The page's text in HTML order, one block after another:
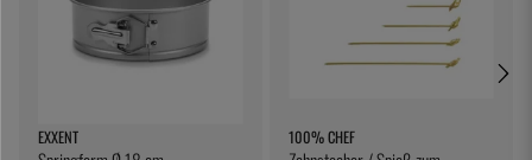
EXXENT 100% CHEF